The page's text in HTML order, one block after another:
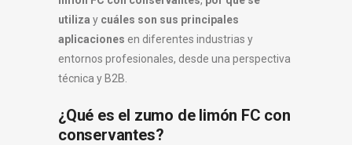
utiliza y cuáles son sus principales
aplicaciones en diferentes industrias y
entornos profesionales, desde una perspectiva
técnica y B2B.
¿Qué es el zumo de limón FC con
conservantes?